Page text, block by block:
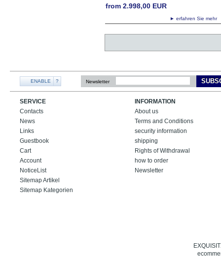
► erfahren Sie
from 2.998,00 EUR
ENABLE ? Newsletter
SERVICE
Contacts
News
Links
Guestbook
Cart
Account
NoticeList
Sitemap Artikel
Sitemap Kategorien
INFORMATION
About us
Terms and Conditions
security information
shipping
Rights of Withdrawal
how to order
Newsletter